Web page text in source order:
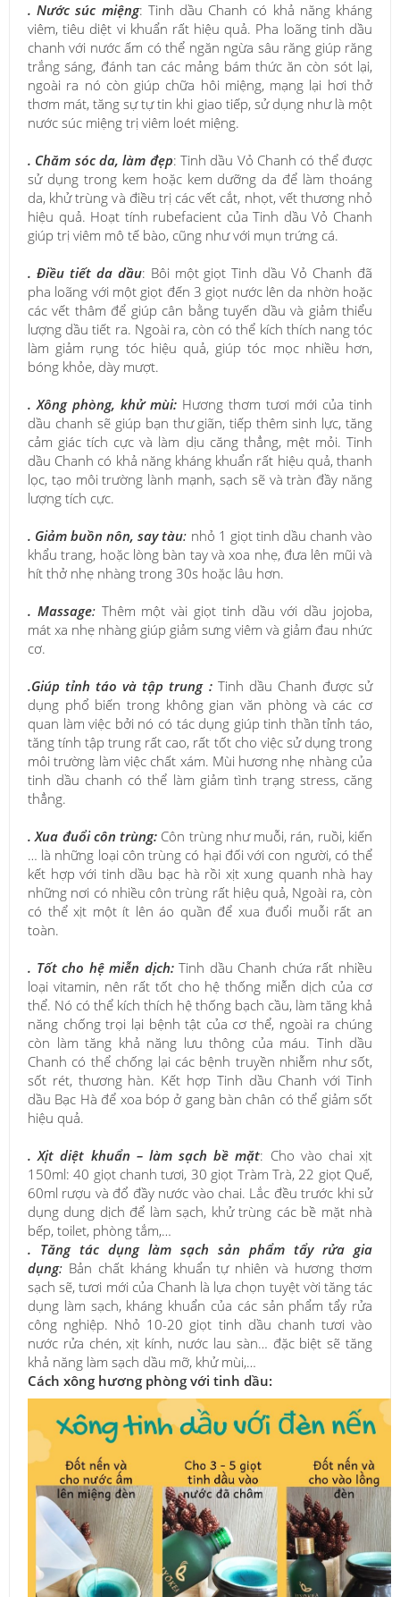
. Nước súc miệng: Tinh dầu Chanh có khả năng kháng
viêm, tiêu diệt vi khuẩn rất hiệu quả. Pha loãng tinh dầu
chanh với nước ấm có thể ngăn ngừa sâu răng giúp răng
trắng sáng, đánh tan các mảng bám thức ăn còn sót lại,
ngoài ra nó còn giúp chữa hôi miệng, mạng lại hơi thở
thơm mát, tăng sự tự tin khi giao tiếp, sử dụng như là một
nước súc miệng trị viêm loét miệng.
. Chăm sóc da, làm đẹp: Tinh dầu Vỏ Chanh có thể được
sử dụng trong kem hoặc kem dưỡng da để làm thoáng
da, khử trùng và điều trị các vết cắt, nhọt, vết thương nhỏ
hiệu quả. Hoạt tính rubefacient của Tinh dầu Vỏ Chanh
giúp trị viêm mô tế bào, cũng như với mụn trứng cá.
. Điều tiết da dầu: Bôi một giọt Tinh dầu Vỏ Chanh đã
pha loãng với một giọt đến 3 giọt nước lên da nhờn hoặc
các vết thâm để giúp cân bằng tuyến dầu và giảm thiểu
lượng dầu tiết ra. Ngoài ra, còn có thể kích thích nang tóc
làm giảm rụng tóc hiệu quả, giúp tóc mọc nhiều hơn,
bóng khỏe, dày mượt.
. Xông phòng, khử mùi: Hương thơm tươi mới của tinh
dầu chanh sẽ giúp bạn thư giãn, tiếp thêm sinh lực, tăng
cảm giác tích cực và làm dịu căng thẳng, mệt mỏi. Tinh
dầu Chanh có khả năng kháng khuẩn rất hiệu quả, thanh
lọc, tạo môi trường lành mạnh, sạch sẽ và tràn đầy năng
lượng tích cực.
. Giảm buồn nôn, say tàu: nhỏ 1 giọt tinh dầu chanh vào
khẩu trang, hoặc lòng bàn tay và xoa nhẹ, đưa lên mũi và
hít thở nhẹ nhàng trong 30s hoặc lâu hơn.
. Massage: Thêm một vài giọt tinh dầu với dầu jojoba,
mát xa nhẹ nhàng giúp giảm sưng viêm và giảm đau nhức
cơ.
.Giúp tỉnh táo và tập trung :Tinh dầu Chanh được sử
dụng phổ biến trong không gian văn phòng và các cơ
quan làm việc bởi nó có tác dụng giúp tinh thần tỉnh táo,
tăng tính tập trung rất cao, rất tốt cho việc sử dụng trong
môi trường làm việc chất xám. Mùi hương nhẹ nhàng của
tinh dầu chanh có thể làm giảm tình trạng stress, căng
thẳng.
. Xua đuổi côn trùng: Côn trùng như muỗi, rán, ruồi, kiến
… là những loại côn trùng có hại đối với con người, có thể
kết hợp với tinh dầu bạc hà rồi xịt xung quanh nhà hay
những nơi có nhiều côn trùng rất hiệu quả, Ngoài ra, còn
có thể xịt một ít lên áo quần để xua đuổi muỗi rất an
toàn.
. Tốt cho hệ miễn dịch:Tinh dầu Chanh chứa rất nhiều
loại vitamin, nên rất tốt cho hệ thống miễn dịch của cơ
thể. Nó có thể kích thích hệ thống bạch cầu, làm tăng khả
năng chống trọi lại bệnh tật của cơ thể, ngoài ra chúng
còn làm tăng khả năng lưu thông của máu. Tinh dầu
Chanh có thể chống lại các bệnh truyền nhiễm như sốt,
sốt rét, thương hàn. Kết hợp Tinh dầu Chanh với Tinh
dầu Bạc Hà để xoa bóp ở gang bàn chân có thể giảm sốt
hiệu quả.
.Xịt diệt khuẩn – làm sạch bề mặt: Cho vào chai xịt
150ml: 40 giọt chanh tươi, 30 giọt Tràm Trà, 22 giọt Quế,
60ml rượu và đổ đầy nước vào chai. Lắc đều trước khi sử
dụng dung dịch để làm sạch, khử trùng các bề mặt nhà
bếp, toilet, phòng tắm,…
. Tăng tác dụng làm sạch sản phẩm tẩy rửa gia
dụng: Bản chất kháng khuẩn tự nhiên và hương thơm
sạch sẽ, tươi mới của Chanh là lựa chọn tuyệt vời tăng tác
dụng làm sạch, kháng khuẩn của các sản phẩm tẩy rửa
công nghiệp. Nhỏ 10-20 giọt tinh dầu chanh tươi vào
nước rửa chén, xịt kính, nước lau sàn… đặc biệt sẽ tăng
khả năng làm sạch dầu mỡ, khử mùi,…
Cách xông hương phòng với tinh dầu: